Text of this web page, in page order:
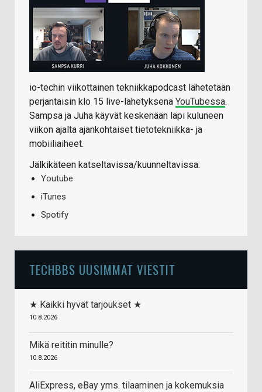
io-techin viikottainen tekniikkapodcast lähetetään
perjantaisin klo 15 live-lähetyksenä YouTubessa.
Sampsa ja Juha käyvät keskenään läpi kuluneen
viikon ajalta ajankohtaiset tietotekniikka- ja
mobiiliaiheet.
Jälkikäteen katseltavissa/kuunneltavissa:
Youtube
iTunes
Spotify
TECHBBS UUSIMMAT VIESTIT
★ Kaikki hyvät tarjoukset ★
10.8.2026
Mikä reititin minulle?
10.8.2026
AliExpress, eBay yms. tilaaminen ja kokemuksia